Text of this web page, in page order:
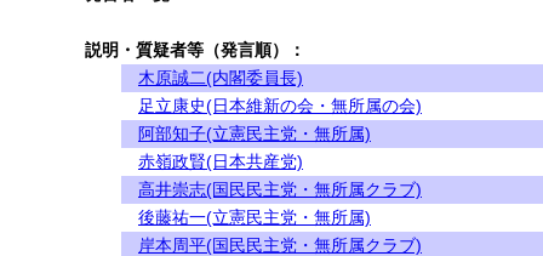
説明・質疑者等（発言順）：
木原誠二(内閣委員長)
足立康史(日本維新の会・無所属の会)
阿部知子(立憲民主党・無所属)
赤嶺政賢(日本共産党)
高井崇志(国民民主党・無所属クラブ)
後藤祐一(立憲民主党・無所属)
岸本周平(国民民主党・無所属クラブ)